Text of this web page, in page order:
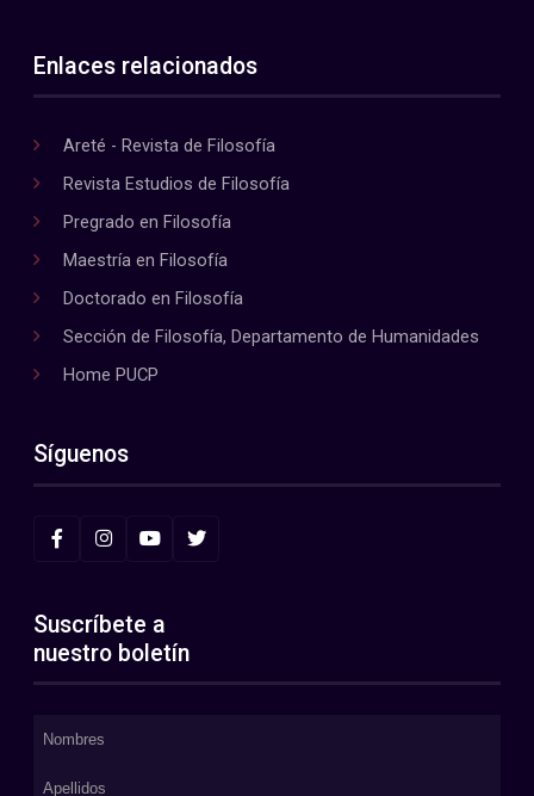
Enlaces relacionados
Areté - Revista de Filosofía
Revista Estudios de Filosofía
Pregrado en Filosofía
Maestría en Filosofía
Doctorado en Filosofía
Sección de Filosofía, Departamento de Humanidades
Home PUCP
Síguenos
Suscríbete a
nuestro boletín